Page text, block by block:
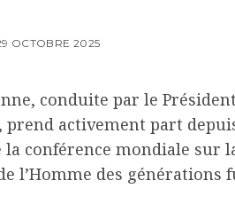
OCTOBRE 2025
conduite par le
prend activement part
la conférence mondiale
l’Homme des générations